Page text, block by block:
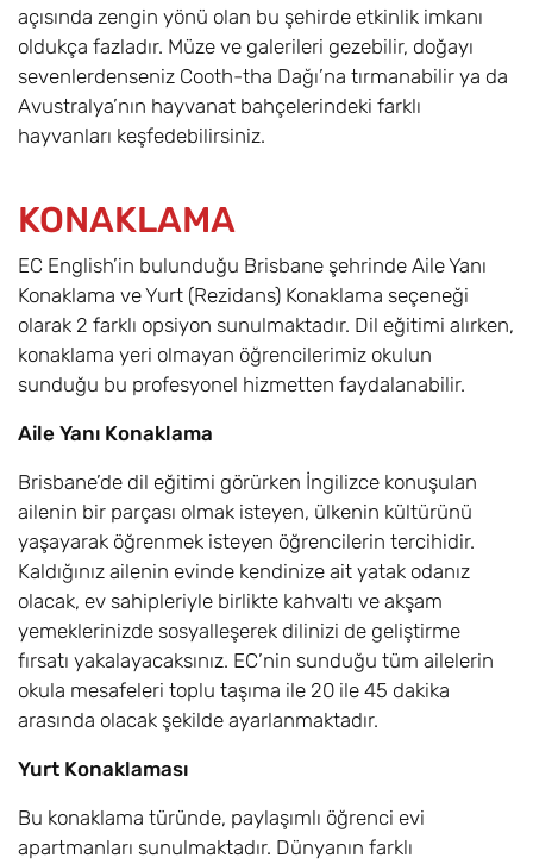
açısında zengin yönü olan bu şehirde etkinlik imkanı
oldukça fazladır. Müze ve galerileri gezebilir, doğayı
sevenlerdenseniz Cooth-tha Dağı’na tırmanabilir ya da
Avustralya’nın hayvanat bahçelerindeki farklı
hayvanları keşfedebilirsiniz.
KONAKLAMA
EC English’in bulunduğu Brisbane şehrinde Aile Yanı
Konaklama ve Yurt (Rezidans) Konaklama seçeneği
olarak 2 farklı opsiyon sunulmaktadır. Dil eğitimi alırken,
konaklama yeri olmayan öğrencilerimiz okulun
sunduğu bu profesyonel hizmetten faydalanabilir.
Aile Yanı Konaklama
Brisbane’de dil eğitimi görürken İngilizce konuşulan
ailenin bir parçası olmak isteyen, ülkenin kültürünü
yaşayarak öğrenmek isteyen öğrencilerin tercihidir.
Kaldığınız ailenin evinde kendinize ait yatak odanız
olacak, ev sahipleriyle birlikte kahvaltı ve akşam
yemeklerinizde sosyalleşerek dilinizi de geliştirme
fırsatı yakalayacaksınız. EC’nin sunduğu tüm ailelerin
okula mesafeleri toplu taşıma ile 20 ile 45 dakika
arasında olacak şekilde ayarlanmaktadır.
Yurt Konaklaması
Bu konaklama türünde, paylaşımlı öğrenci evi
apartmanları sunulmaktadır. Dünyanın farklı